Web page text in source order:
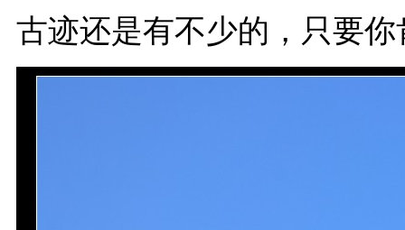
古迹还是有不少的，只要